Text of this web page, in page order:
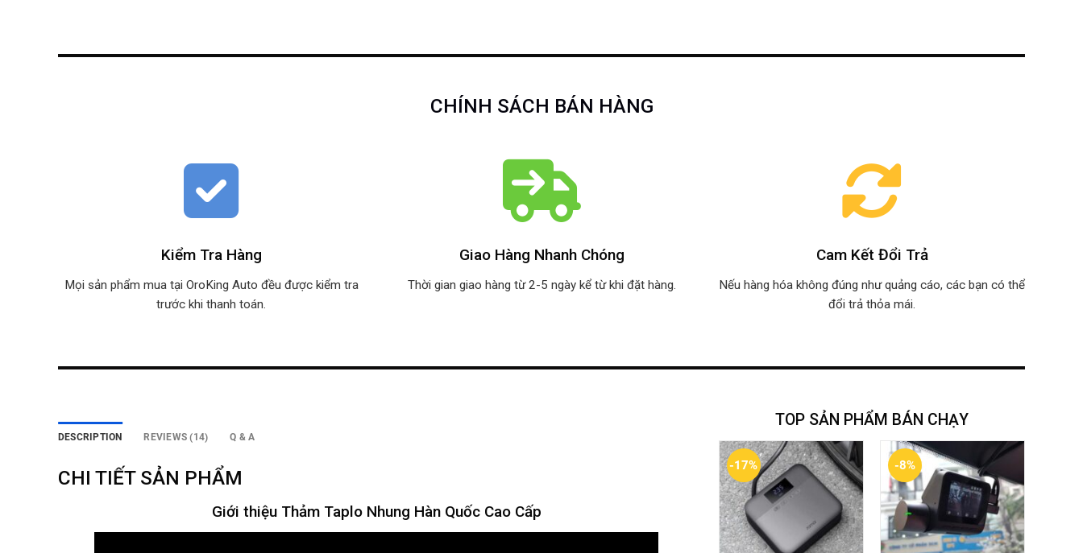
CHÍNH SÁCH BÁN HÀNG
Kiểm Tra Hàng
Mọi sản phẩm mua tại OroKing Auto đều được kiểm tra
trước khi thanh toán.
Giao Hàng Nhanh Chóng
Thời gian giao hàng từ 2-5 ngày kể từ khi đặt hàng.
Cam Kết Đổi Trả
Nếu hàng hóa không đúng như quảng cáo, các bạn có thể
đổi trả thỏa mái.
DESCRIPTION REVIEWS (14) Q & A
CHI TIẾT SẢN PHẨM
Giới thiệu Thảm Taplo Nhung Hàn Quốc Cao Cấp
TOP SẢN PHẨM BÁN CHẠY
-17% -8%